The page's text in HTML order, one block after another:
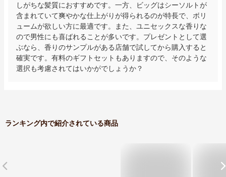
しがちな髪質におすすめです。一方、ビッグはシーソルトが
含まれていて爽やかな仕上がりが得られるのが特長で、ボリ
ュームが欲しい方に最適です。また、ユニセックスな香りな
ので男性にも喜ばれることが多いです。プレゼントとして選
ぶなら、香りのサンプルがある店舗で試してから購入すると
確実です。有料のギフトセットもありますので、そのような
選択も考慮されてはいかがでしょうか？
ランキング内で紹介されている商品